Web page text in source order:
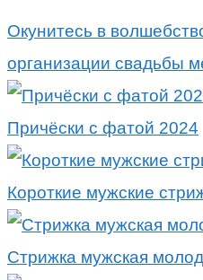
Окунитесь в
организации свадьбы
Причёски с фатой 2024
Короткие мужские
Стрижка мужская